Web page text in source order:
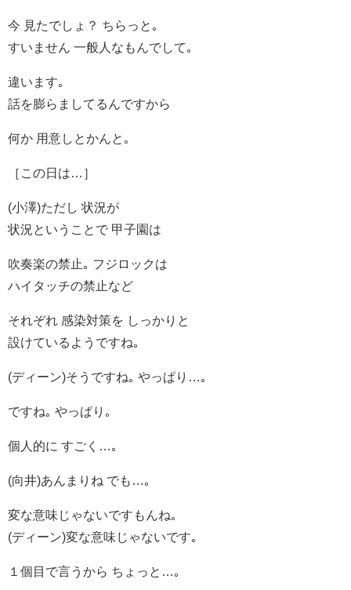
今 見たでしょ？ ちらっと｡
すいません 一般人なもんでして｡
違います｡
話を膨らましてるんですから
何か 用意しとかんと｡
［この日は…］
(小澤)ただし 状況が
状況ということで 甲子園は
吹奏楽の禁止｡ フジロックは
ハイタッチの禁止など
それぞれ 感染対策を しっかりと
設けているようですね｡
(ディーン)そうですね｡ やっぱり…｡
ですね｡ やっぱり｡
個人的に すごく…｡
(向井)あんまりね でも…｡
変な意味じゃないですもんね｡
(ディーン)変な意味じゃないです｡
１個目で言うから ちょっと…｡